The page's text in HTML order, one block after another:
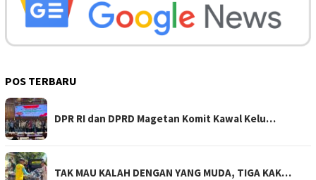
POS TERBARU
DPR RI dan DPRD Magetan Komit Kawal Kelu…
TAK MAU KALAH DENGAN YANG MUDA, TIGA KAK…